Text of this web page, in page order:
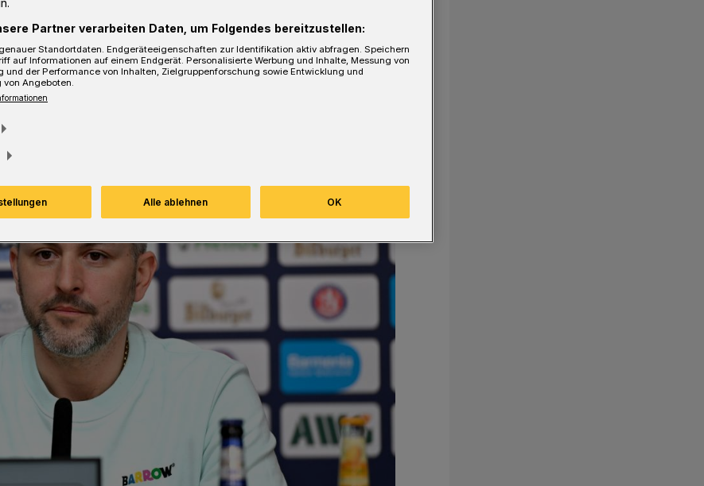
Partner verarbeiten Daten, um Folgendes bereitzustellen:
Standortdaten. Endgeräteeigenschaften zur Identifikation aktiv abfragen. Speichern
auf Informationen auf einem Endgerät. Personalisierte Werbung und Inhalte, Messung von
und der Performance von Inhalten, Zielgruppenforschung sowie Entwicklung und
von Angeboten.
Alle ablehnen OK